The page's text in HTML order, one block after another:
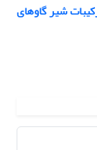
شیر گاوهای